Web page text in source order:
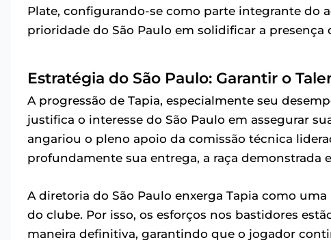
Plate, configurando-se como parte integrante do
prioridade do São Paulo em solidificar a presença
Estratégia do São Paulo: Garantir o
A progressão de Tapia, especialmente seu
justifica o interesse do São Paulo em assegurar
angariou o pleno apoio da comissão técnica
profundamente sua entrega, a raça demonstrada
A diretoria do São Paulo enxerga Tapia como
do clube. Por isso, os esforços nos bastidores
maneira definitiva, garantindo que o jogador